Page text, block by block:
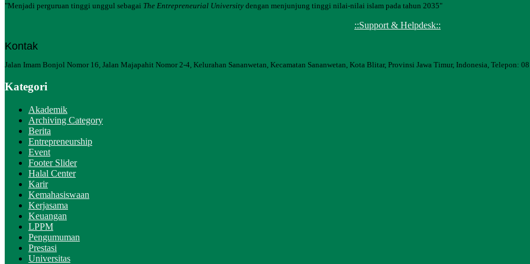
"Menjadi perguruan tinggi unggul sebagai The Entrepreneurial University dengan menjunjung tinggi nilai-nilai islam pada tahun 2035"
::Support & Helpdesk::
Kontak
Jalan Imam Bonjol Nomor 16, Jalan Majapahit Nomor 2-4, Kelurahan Sananwetan, Kecamatan Sananwetan, Kota Blitar, Provinsi Jawa Timur, Indonesia, Telepon:
Kategori
Akademik
Archiving Category
Berita
Entrepreneurship
Event
Footer Slider
Halal Center
Karir
Kemahasiswaan
Kerjasama
Keuangan
LPPM
Pengumuman
Prestasi
Universitas